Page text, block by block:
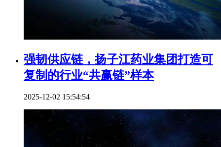
强韧供应链，扬子江药业集团打造可
复制的行业“共赢链”样本
2025-12-02 15:54:54